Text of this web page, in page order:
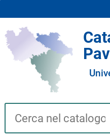
Cerca su "Catalogo"